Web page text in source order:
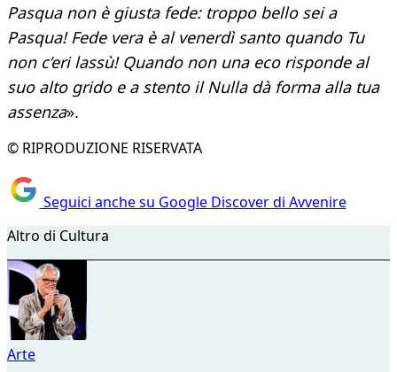
Pasqua non è giusta fede: troppo bello sei a
Pasqua! Fede vera è al venerdì santo quando Tu
non c’eri lassù! Quando non una eco risponde al
suo alto grido e a stento il Nulla dà forma alla tua
assenza».
© RIPRODUZIONE RISERVATA
Seguici anche su Google Discover di Avvenire
Altro di Cultura
Arte